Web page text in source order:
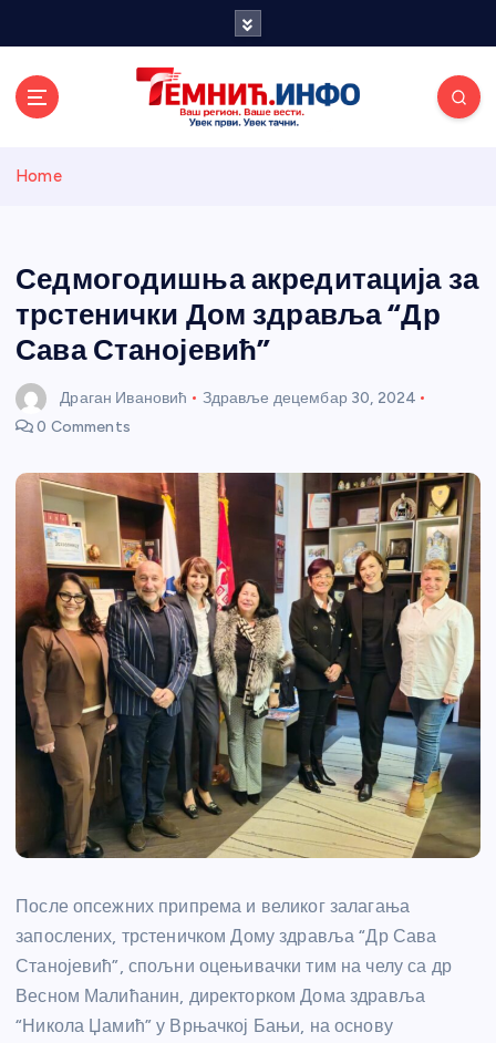
и портал
Home
Седмогодишња акредитација за
трстенички Дом здравља “Др
Сава Станојевић”
Драган Ивановић Здравље децембар 30, 2024
0 Comments
После опсежних припрема и великог залагања
запослених, трстеничком Дому здравља “Др Сава
Станојевић”, спољни оцењивачки тим на челу са др
Весном Малићанин, директорком Дома здравља
“Никола Џамић” у Врњачкој Бањи, на основу